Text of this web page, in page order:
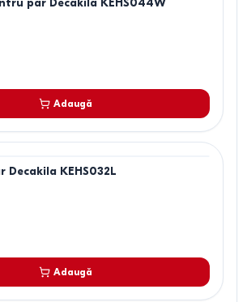
par Decakila KEHS044W
Adaugă
Decakila KEHS032L
Adaugă